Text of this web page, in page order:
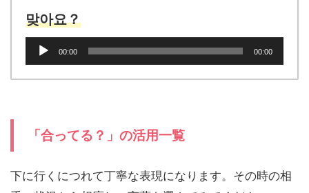
맞아요？
ー
00:00 00:00
「合ってる？」の活用一覧
下に行くにつれて丁寧な表現になります。その時の相